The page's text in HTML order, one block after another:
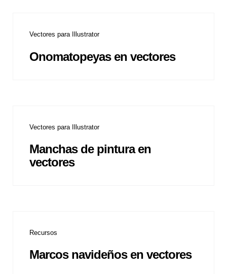
Vectores para Illustrator
Onomatopeyas en vectores
Vectores para Illustrator
Manchas de pintura en
vectores
Recursos
Marcos navideños en vectores